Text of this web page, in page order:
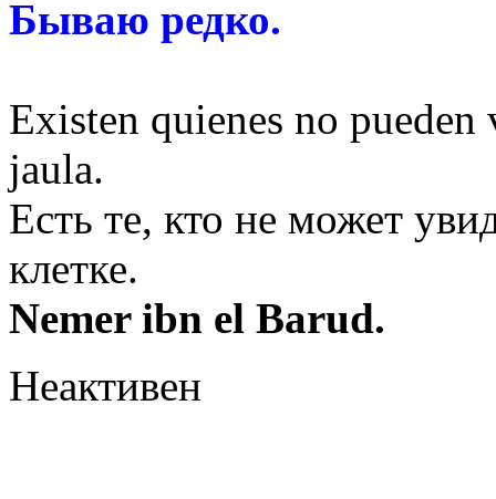
Бываю редко.
Existen quienes no
jaula.
Есть те, кто не может
клетке.
Nemer ibn el Barud.
Неактивен